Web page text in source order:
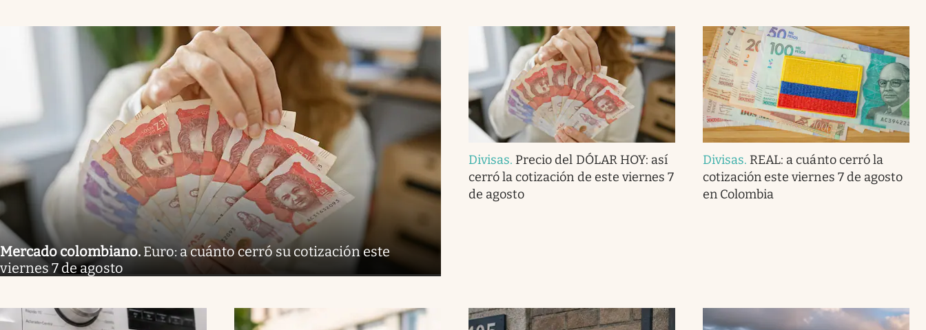
Mercado colombiano. Euro: a cuánto cerró su cotización este
viernes 7 de agosto
Divisas. Precio del DÓLAR HOY: así
cerró la cotización de este viernes 7
de agosto
Divisas. REAL: a cuánto cerró la
cotización este viernes 7 de agosto
en Colombia